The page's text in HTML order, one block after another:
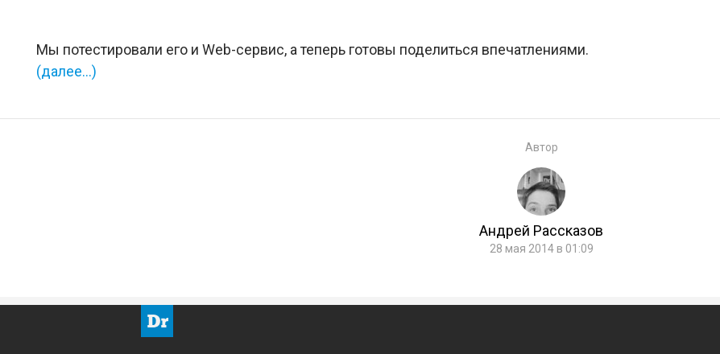
Мы потестировали его и Web-сервис, а теперь готовы поделиться впечатлениями.
(далее…)
Автор
Андрей Рассказов
28 мая 2014 в 01:09